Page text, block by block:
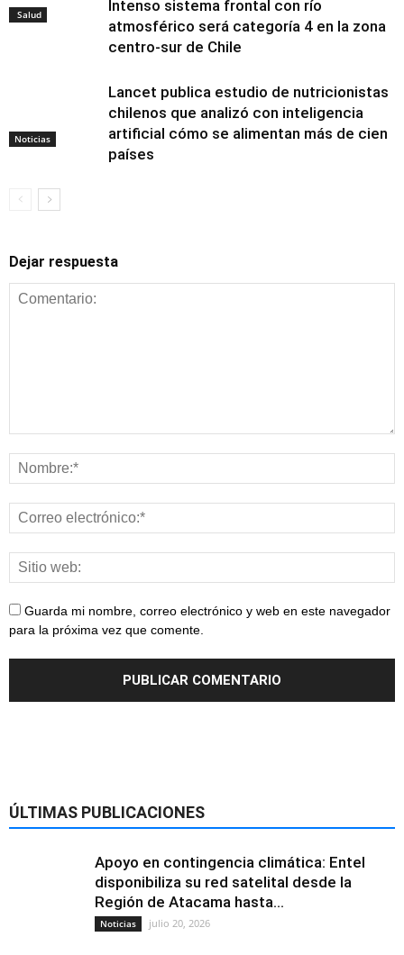
Salud
Noticias
Intenso sistema frontal con río
atmosférico será categoría 4 en la zona
centro-sur de Chile
Alimentación y
nutrición
Lancet publica estudio de nutricionistas
chilenos que analizó con inteligencia
artificial cómo se alimentan más de cien
países
Dejar respuesta
Guarda mi nombre, correo electrónico y web en este navegador
para la próxima vez que comente.
ÚLTIMAS PUBLICACIONES
Apoyo en contingencia climática: Entel
disponibiliza su red satelital desde la
Región de Atacama hasta...
Noticias julio 20, 2026